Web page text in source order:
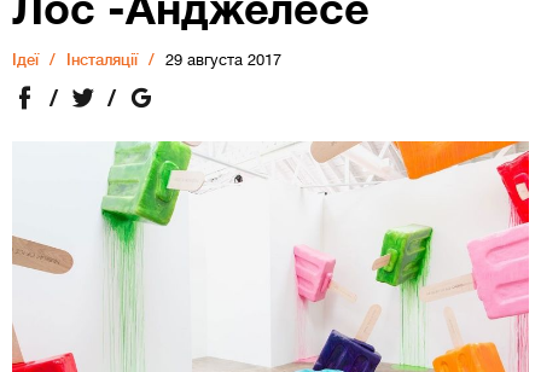
Ідеї Інсталяції 29 августа 2017